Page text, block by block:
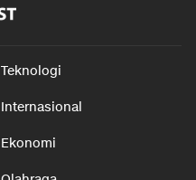
Teknologi
Internasional
Ekonomi